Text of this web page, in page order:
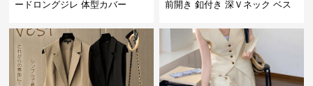
ードロングジレ 体型カバー
前開き 釦付き 深Ｖネック ベス